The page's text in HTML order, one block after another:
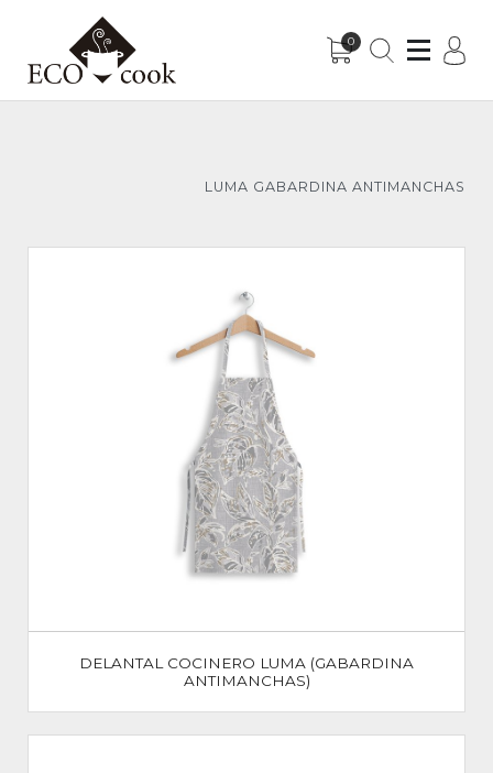
0
LUMA GABARDINA ANTIMANCHAS
DELANTAL COCINERO LUMA (GABARDINA
ANTIMANCHAS)